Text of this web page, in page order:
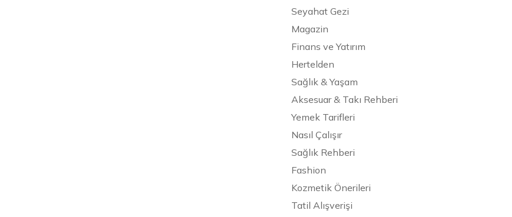
Seyahat Gezi
Magazin
Finans ve Yatırım
Hertelden
Sağlık & Yaşam
Aksesuar & Takı Rehberi
Yemek Tarifleri
Nasıl Çalışır
Sağlık Rehberi
Fashion
Kozmetik Önerileri
Tatil Alışverişi